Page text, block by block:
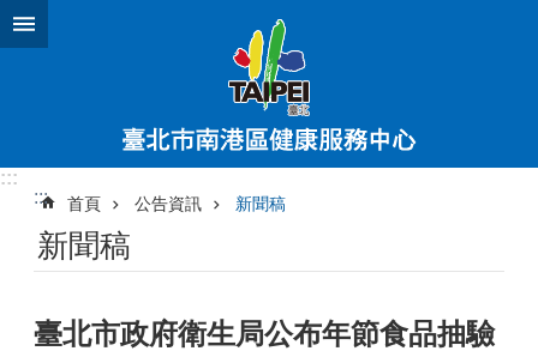
跳到主要內容區塊
:::
:::
首頁 公告資訊 新聞稿
新聞稿
臺北市政府衛生局公布年節食品抽驗